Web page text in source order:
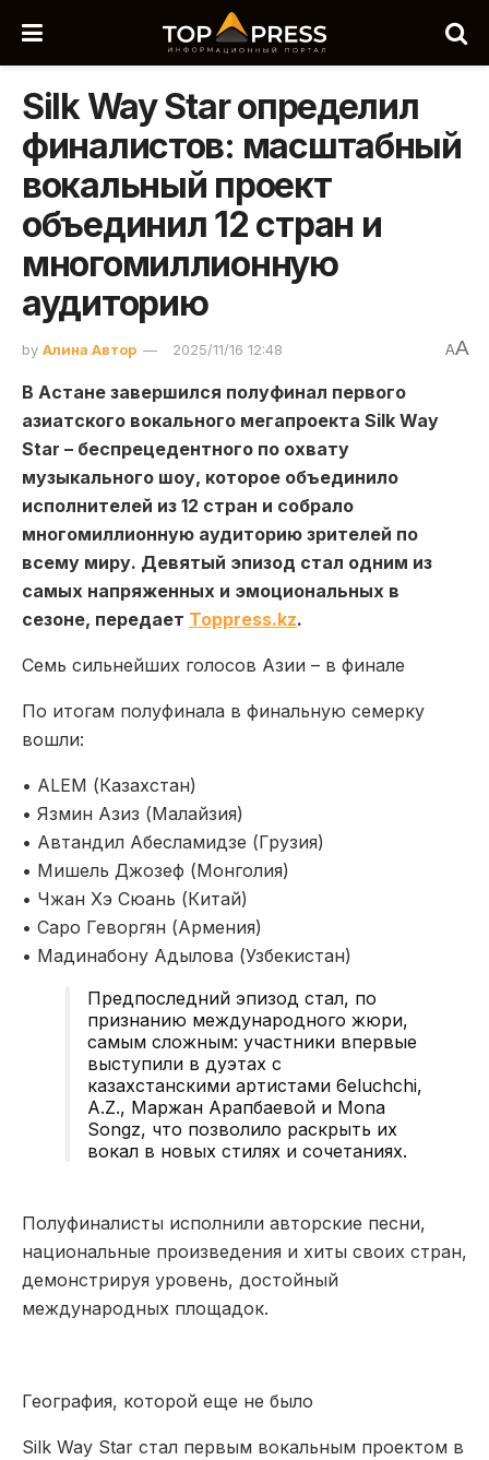
Silk Way Star определил
финалистов: масштабный
вокальный проект
объединил 12 стран и
многомиллионную
аудиторию
by Алина Автор 2025/11/16 12:48 AA
В Астане завершился полуфинал первого
азиатского вокального мегапроекта Silk Way
Star – беспрецедентного по охвату
музыкального шоу, которое объединило
исполнителей из 12 стран и собрало
многомиллионную аудиторию зрителей по
всему миру. Девятый эпизод стал одним из
самых напряженных и эмоциональных в
сезоне, передает Toppress.kz.
Семь сильнейших голосов Азии – в финале
По итогам полуфинала в финальную семерку
вошли:
• ALEM (Казахстан)
• Язмин Азиз (Малайзия)
• Автандил Абесламидзе (Грузия)
• Мишель Джозеф (Монголия)
• Чжан Хэ Сюань (Китай)
• Саро Геворгян (Армения)
• Мадинабону Адылова (Узбекистан)
Предпоследний эпизод стал, по
признанию международного жюри,
самым сложным: участники впервые
выступили в дуэтах с
казахстанскими артистами 6eluchchi,
A.Z., Маржан Арапбаевой и Mona
Songz, что позволило раскрыть их
вокал в новых стилях и сочетаниях.
Полуфиналисты исполнили авторские песни,
национальные произведения и хиты своих стран,
демонстрируя уровень, достойный
международных площадок.
География, которой еще не было
Silk Way Star стал первым вокальным проектом в